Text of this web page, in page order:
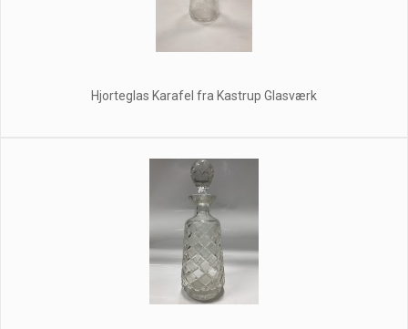
Hjorteglas Karafel fra Kastrup Glasværk